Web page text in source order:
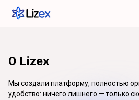
О Lizex
Мы создали платформу, полностью
удобство: ничего лишнего — только